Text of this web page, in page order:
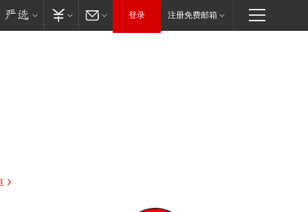
登录 注册免费邮箱